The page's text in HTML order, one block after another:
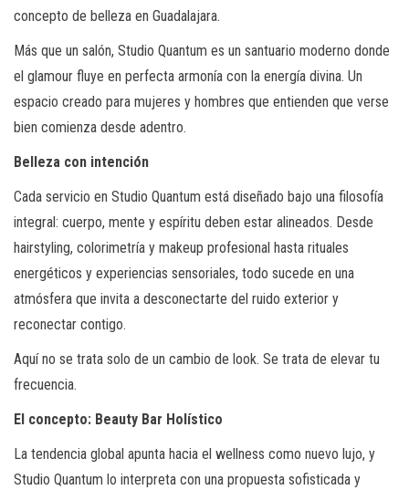
concepto de belleza en Guadalajara.
Más que un salón, Studio Quantum es un santuario moderno donde
el glamour fluye en perfecta armonía con la energía divina. Un
espacio creado para mujeres y hombres que entienden que verse
bien comienza desde adentro.
Belleza con intención
Cada servicio en Studio Quantum está diseñado bajo una filosofía
integral: cuerpo, mente y espíritu deben estar alineados. Desde
hairstyling, colorimetría y makeup profesional hasta rituales
energéticos y experiencias sensoriales, todo sucede en una
atmósfera que invita a desconectarte del ruido exterior y
reconectar contigo.
Aquí no se trata solo de un cambio de look. Se trata de elevar tu
frecuencia.
El concepto: Beauty Bar Holístico
La tendencia global apunta hacia el wellness como nuevo lujo, y
Studio Quantum lo interpreta con una propuesta sofisticada y